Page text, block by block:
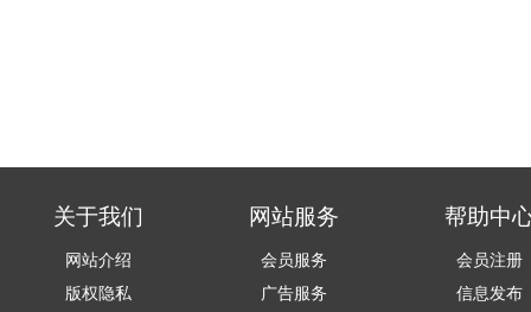
关于我们
网站介绍
版权隐私
网站服务
会员服务
广告服务
帮助中
会员注册
信息发布